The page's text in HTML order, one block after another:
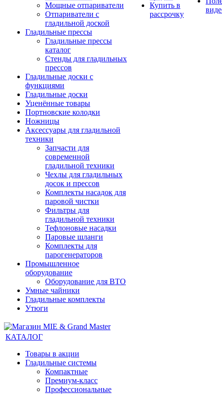
Мощные отпариватели
Отпариватели с
гладильной доской
Гладильные прессы
Гладильные прессы
каталог
Стенды для гладильных
прессов
Гладильные доски с
функциями
Гладильные доски
Уценённые товары
Портновские колодки
Ножницы
Аксессуары для гладильной
техники
Запчасти для
современной
гладильной техники
Чехлы для гладильных
досок и прессов
Комплекты насадок для
паровой чистки
Фильтры для
гладильной техники
Тефлоновые насадки
Паровые шланги
Комплекты для
парогенераторов
Промышленное
оборудование
Оборудование для ВТО
Умные чайники
Гладильные комплекты
Утюги
Купить в
рассрочку
КАТАЛОГ
Товары в акции
Гладильные системы
Компактные
Премиум-класс
Профессиональные